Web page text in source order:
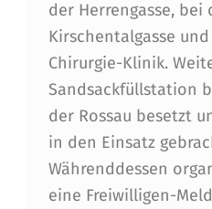
N
I
N
N
S
B
der Herrengasse, bei
Kirschentalgasse
Chirurgie-Klinik.
Sandsackfüllstation
der Rossau besetzt
in den Einsatz
Währenddessen
eine Freiwilligen-